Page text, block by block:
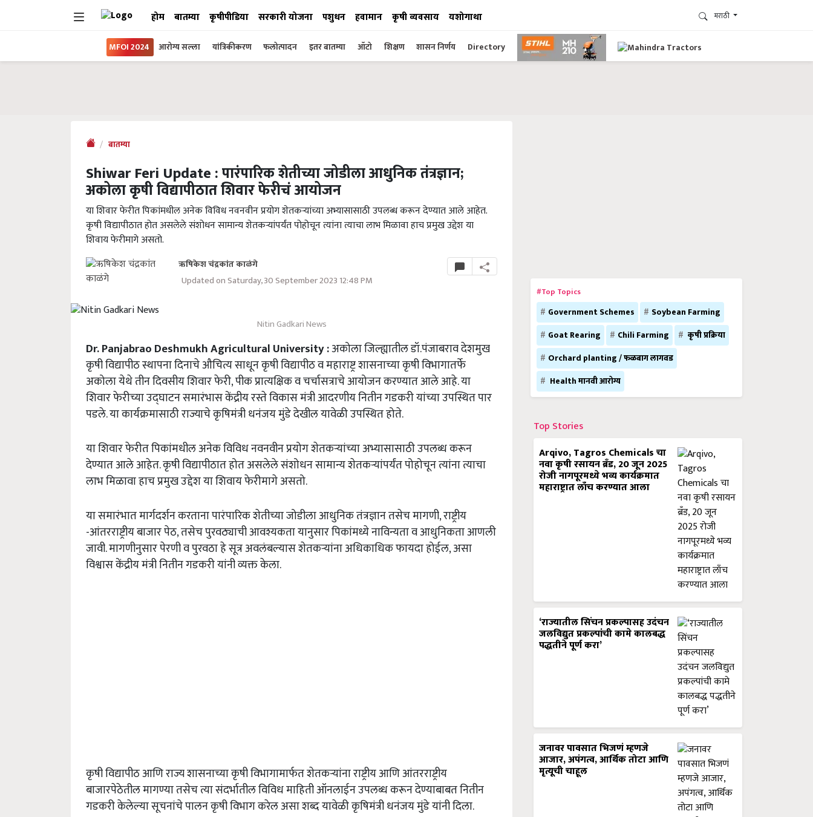
होम बातम्या कृषीपीडिया सरकारी योजना पशुधन हवामान कृषी व्यवसाय यशोगाथा मराठी
MFOI 2024 आरोग्य सल्ला यांत्रिकीकरण फलोत्पादन इतर बातम्या ऑटो शिक्षण शासन निर्णय Directory
बातम्या
Shiwar Feri Update : पारंपारिक शेतीच्या जोडीला आधुनिक तंत्रज्ञान;
अकोला कृषी विद्यापीठात शिवार फेरीचं आयोजन
या शिवार फेरीत पिकांमधील अनेक विविध नवनवीन प्रयोग शेतकऱ्यांच्या अभ्यासासाठी उपलब्ध करून देण्यात आले आहेत.
कृषी विद्यापीठात होत असलेले संशोधन सामान्य शेतकऱ्यांपर्यंत पोहोचून त्यांना त्याचा लाभ मिळावा हाच प्रमुख उद्देश या
शिवाय फेरीमागे असतो.
ऋषिकेश चंद्रकांत काळंगे
Updated on Saturday, 30 September 2023 12:48 PM
Nitin Gadkari News
Dr. Panjabrao Deshmukh Agricultural University :अकोला जिल्ह्यातील डॉ.पंजाबराव देशमुख
कृषी विद्यापीठ स्थापना दिनाचे औचित्य साधून कृषी विद्यापीठ व महाराष्ट्र शासनाच्या कृषी विभागातर्फे
अकोला येथे तीन दिवसीय शिवार फेरी, पीक प्रात्यक्षिक व चर्चासत्राचे आयोजन करण्यात आले आहे. या
शिवार फेरीच्या उद्घाटन समारंभास केंद्रीय रस्ते विकास मंत्री आदरणीय नितीन गडकरी यांच्या उपस्थित पार
पडले. या कार्यक्रमासाठी राज्याचे कृषिमंत्री धनंजय मुंडे देखील यावेळी उपस्थित होते.
या शिवार फेरीत पिकांमधील अनेक विविध नवनवीन प्रयोग शेतकऱ्यांच्या अभ्यासासाठी उपलब्ध करून
देण्यात आले आहेत. कृषी विद्यापीठात होत असलेले संशोधन सामान्य शेतकऱ्यांपर्यंत पोहोचून त्यांना त्याचा
लाभ मिळावा हाच प्रमुख उद्देश या शिवाय फेरीमागे असतो.
या समारंभात मार्गदर्शन करताना पारंपारिक शेतीच्या जोडीला आधुनिक तंत्रज्ञान तसेच मागणी, राष्ट्रीय
-आंतरराष्ट्रीय बाजार पेठ, तसेच पुरवठ्याची आवश्यकता यानुसार पिकांमध्ये नाविन्यता व आधुनिकता आणली
जावी. मागणीनुसार पेरणी व पुरवठा हे सूत्र अवलंबल्यास शेतकऱ्यांना अधिकाधिक फायदा होईल, असा
विश्वास केंद्रीय मंत्री नितीन गडकरी यांनी व्यक्त केला.
कृषी विद्यापीठ आणि राज्य शासनाच्या कृषी विभागामार्फत शेतकऱ्यांना राष्ट्रीय आणि आंतरराष्ट्रीय
बाजारपेठेतील मागण्या तसेच त्या संदर्भातील विविध माहिती ऑनलाईन उपलब्ध करून देण्याबाबत नितीन
गडकरी केलेल्या सूचनांचे पालन कृषी विभाग करेल असा शब्द यावेळी कृषिमंत्री धनंजय मुंडे यांनी दिला.
#Top Topics
Government Schemes
Soybean Farming
Goat Rearing
Chili Farming
कृषी प्रक्रिया
Orchard planting / फळबाग लागवड
Health मानवी आरोग्य
Top Stories
Arqivo, Tagros Chemicals चा
नवा कृषी रसायन ब्रँड, 20 जून 2025
रोजी नागपूरमध्ये भव्य कार्यक्रमात
महाराष्ट्रात लाँच करण्यात आला
‘राज्यातील सिंचन प्रकल्पासह उदंचन
जलविद्युत प्रकल्पांची कामे कालबद्ध
पद्धतीने पूर्ण करा’
जनावर पावसात भिजणं म्हणजे
आजार, अपंगत्व, आर्थिक तोटा आणि
मृत्यूची चाहूल